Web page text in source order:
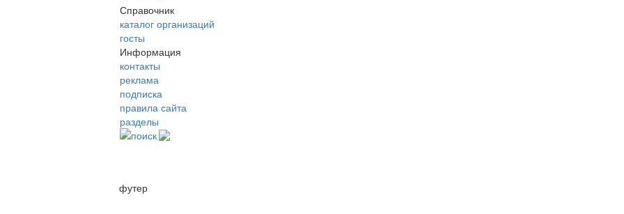
Справочник
каталог организаций
госты
Информация
контакты
реклама
подписка
правила сайта
разделы
поиск
футер